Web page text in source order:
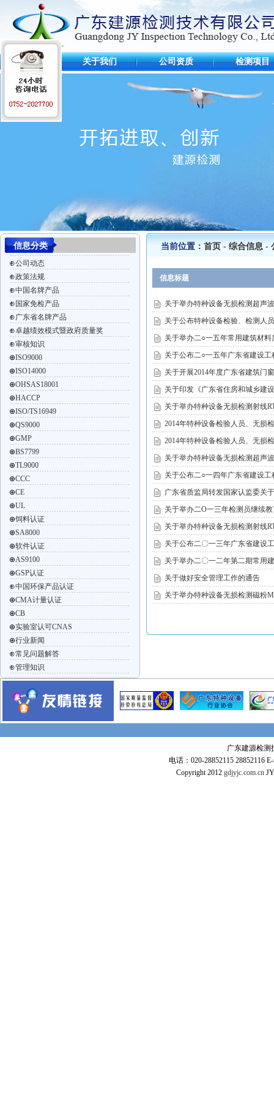
首 页 关于我们 公司资质 检测项目
信息分类
⊕公司动态
⊕政策法规
⊕中国名牌产品
⊕ 国家免检产品
⊕广东省名牌产品
⊕卓越绩效模式暨政府质量奖
⊕审核知识
⊕ISO9000
⊕ISO14000
⊕OHSAS18001
⊕HACCP
⊕ISO/TS16949
⊕QS9000
⊕GMP
⊕BS7799
⊕TL9000
⊕CCC
⊕CE
⊕UL
⊕饲料认证
⊕SA8000
⊕软件认证
⊕AS9100
⊕GSP认证
⊕中国环保产品认证
⊕CMA计量认证
⊕CB
⊕实验室认可CNAS
⊕行业新闻
⊕常见问题解答
⊕管理知识
当前位置： 首页 - 综合信息 -
信息标题
关于举办特种设备无损检测超声
关于公布特种设备检验、检测人
关于举办二○一五年常用建筑材
关于公布二○一五年广东省建设
关于开展2014年度广东省建筑门
关于印发《广东省住房和城乡建
关于举办特种设备无损检测射线
2014年特种设备检验人员、无损
2014年特种设备检验人员、无损
关于举办特种设备无损检测超声
关于公布二○一四年广东省建设
广东省质监局转发国家认监委关
关于举办二O一三年检测员继续
关于举办特种设备无损检测射线
关于公布二〇一三年广东省建设
关于举办二〇一二年第二期常用
关于做好安全管理工作的通告
关于举办特种设备无损检测磁粉
广东建源检测
电话：020-28852115 28852116
Copyright 2012 gdjyjc.com.cnJY